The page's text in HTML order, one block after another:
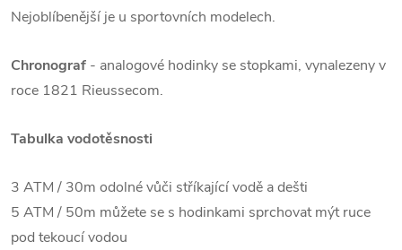
Nejoblíbenější je u sportovních modelech.
Chronograf - analogové hodinky se stopkami, vynalezeny v
roce 1821 Rieussecom.
Tabulka vodotěsnosti
3 ATM / 30m odolné vůči stříkající vodě a dešti
5 ATM / 50m můžete se s hodinkami sprchovat mýt ruce
pod tekoucí vodou